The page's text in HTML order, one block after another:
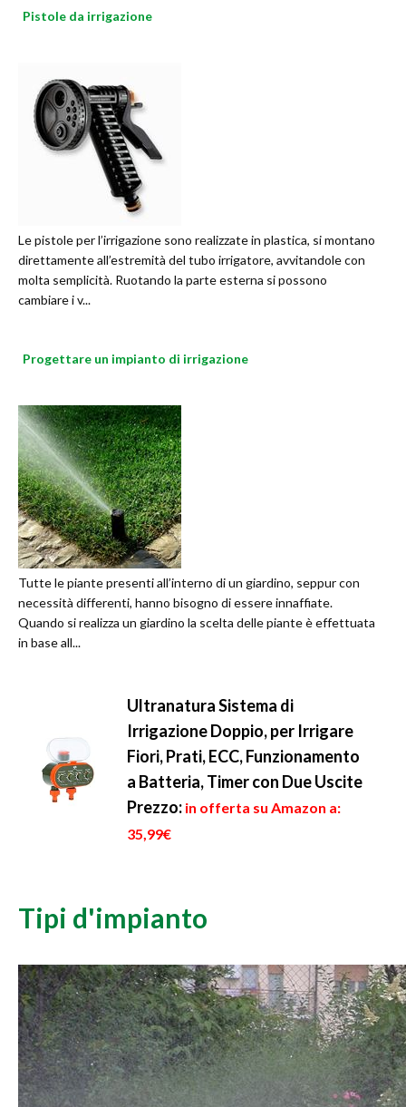
Pistole da irrigazione
Le pistole per l’irrigazione sono realizzate in plastica, si montano
direttamente all’estremità del tubo irrigatore, avvitandole con
molta semplicità. Ruotando la parte esterna si possono
cambiare i v...
Progettare un impianto di irrigazione
Tutte le piante presenti all’interno di un giardino, seppur con
necessità differenti, hanno bisogno di essere innaffiate.
Quando si realizza un giardino la scelta delle piante è effettuata
in base all...
Ultranatura Sistema di
Irrigazione Doppio, per Irrigare
Fiori, Prati, ECC, Funzionamento
a Batteria, Timer con Due Uscite
Prezzo: in offerta su Amazon a:
35,99€
Tipi d'impianto